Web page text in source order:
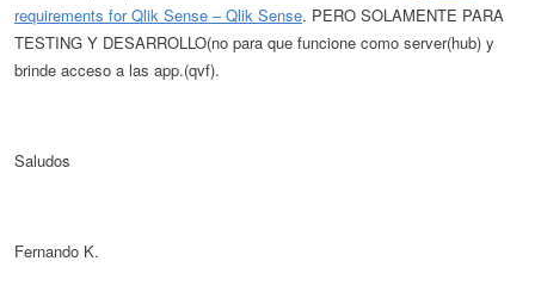
requirements for Qlik Sense ‒ Qlik Sense. PERO SOLAMENTE PARA
TESTING Y DESARROLLO(no para que funcione como server(hub) y
brinde acceso a las app.(qvf).
Saludos
Fernando K.